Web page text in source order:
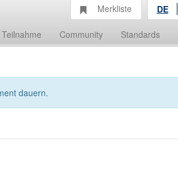
Teilnahme Community Standards
Merkliste DE
dauern.